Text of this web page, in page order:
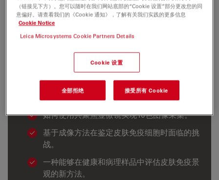
空间解析而设计。
您将学习的内容
学习要点
如何使用共聚焦显微镜实现10色图像采集。
基于成像方法在鉴定皮肤免疫细胞时面临的挑
战。
一种能够在健康和病理样品中评估皮肤免疫景
观的新方法。
（链接见下方）。您可以随时在我们网站底部的“Cookie 设置”部分更改您的同
意偏好。请查看我们的《Cookie 通知》，了解有关我们实践的更多信息
Cookie Notice
Leica Microsystems Cookie Partners Details
Cookie 设置
全部拒绝 接受所有 Cookie